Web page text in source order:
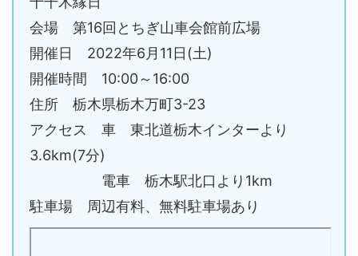
会場 第16回とちぎ山車会館前広場
開催日 2022年6月11日(土)
開催時間 10:00～16:00
住所 栃木県栃木万町3-23
アクセス 車 東北道栃木インターより
3.6km(7分)
電車 栃木駅北口より1km
駐車場 周辺有料、無料駐車場あり